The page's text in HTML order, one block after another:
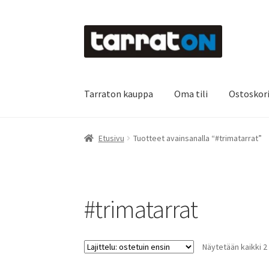
Siirry
navigointiin
Siirry
sisältöön
Tarraton kauppa Oma tili Ostoskori
Etusivu Kyltit Laserleikkaus & -kaiverrus
Etusivu Tuotteet avainsanalla “#trimatarrat”
#trimatarrat
Näytetään kaikki